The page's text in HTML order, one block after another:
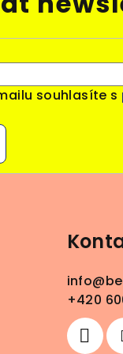
souhlasíte s
info@
+420